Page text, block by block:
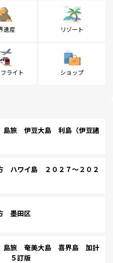
遺産 リゾート
ライト ショップ
旅 伊豆大島 利島（伊豆諸
ハワイ島 ２０２７～２０２
墨田区
島旅 奄美大島 喜界島 加計
５訂版